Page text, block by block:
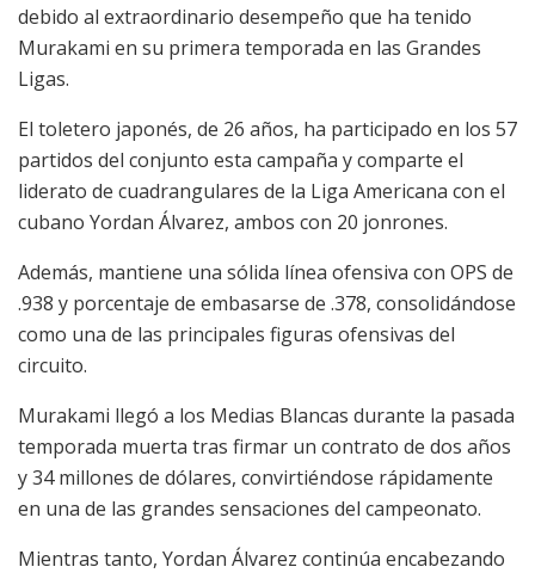
debido al extraordinario desempeño que ha tenido
Murakami en su primera temporada en las Grandes
Ligas.
El toletero japonés, de 26 años, ha participado en los 57
partidos del conjunto esta campaña y comparte el
liderato de cuadrangulares de la Liga Americana con el
cubano Yordan Álvarez, ambos con 20 jonrones.
Además, mantiene una sólida línea ofensiva con OPS de
.938 y porcentaje de embasarse de .378, consolidándose
como una de las principales figuras ofensivas del
circuito.
Murakami llegó a los Medias Blancas durante la pasada
temporada muerta tras firmar un contrato de dos años
y 34 millones de dólares, convirtiéndose rápidamente
en una de las grandes sensaciones del campeonato.
Mientras tanto, Yordan Álvarez continúa encabezando